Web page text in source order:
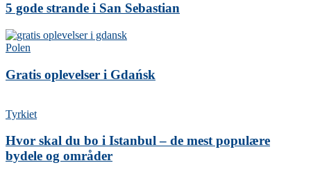
5 gode strande i San Sebastian
Polen
Gratis oplevelser i Gdańsk
Tyrkiet
Hvor skal du bo i Istanbul – de mest populære
bydele og områder